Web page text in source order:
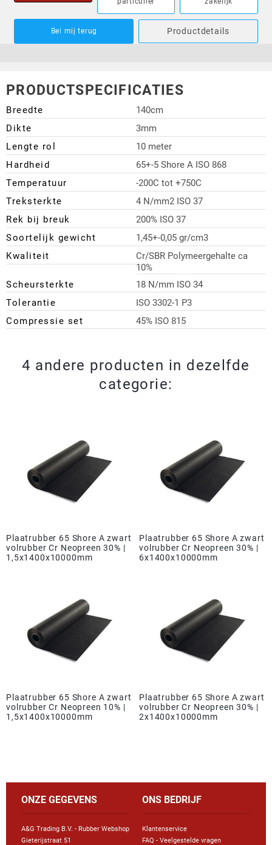
Bel mij terug Productdetails
PRODUCTSPECIFICATIES
Breedte
140cm
Dikte
3mm
Lengte rol
10 meter
Hardheid
65+-5 Shore A ISO 868
Temperatuur
-200C tot +750C
Treksterkte
4 N/mm2 ISO 37
Rek bij breuk
200% ISO 37
Soortelijk gewicht
1,45+-0,05 gr/cm3
Kwaliteit
Cr/SBR Polymeergehalte ca
10%
Scheursterkte
18 N/mm ISO 34
Tolerantie
ISO 3302-1 P3
Compressie set
45% ISO 815
4 andere producten in dezelfde
categorie:
Plaatrubber 65 Shore A zwart
volrubber Cr Neopreen 30% |
1,5x1400x10000mm
Plaatrubber 65 Shore A zwart
volrubber Cr Neopreen 30% |
6x1400x10000mm
Plaatrubber 65 Shore A zwart
volrubber Cr Neopreen 10% |
1,5x1400x10000mm
Plaatrubber 65 Shore A zwart
volrubber Cr Neopreen 30% |
2x1400x10000mm
ONZE GEGEVENS
A&G Trading B.V. - Rubber Webshop
Gieterijstraat 51
ONS BEDRIJF
Klantenservice
FAQ - Veelgestelde vragen